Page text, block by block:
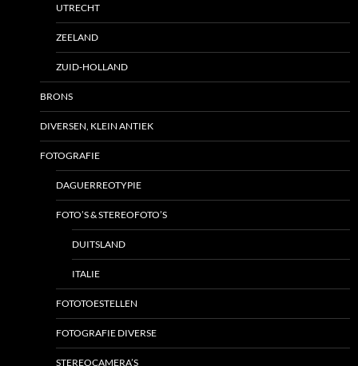
UTRECHT
ZEELAND
ZUID-HOLLAND
BRONS
DIVERSEN, KLEIN ANTIEK
FOTOGRAFIE
DAGUERREOTYPIE
FOTO’S & STEREOFOTO’S
DUITSLAND
ITALIE
FOTOTOESTELLEN
FOTOGRAFIE DIVERSE
STEREOCAMERA’S